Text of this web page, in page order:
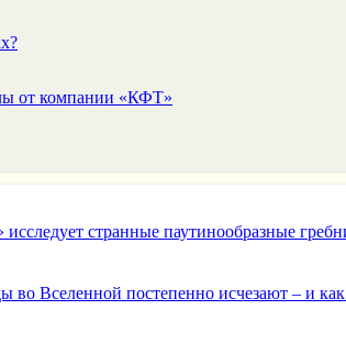
от компании «КФТ»
странные паутинообразные
во Вселенной постепенно исчезают – и